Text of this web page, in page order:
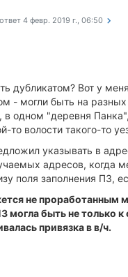
4 февр. 2019 г., 06:50
дубликатом? Вот у
- могли быть на разных
одном "деревня
то волости такого-то
указывать в
адресов, когда
поля заполнения ПЗ,
не проработанным
могла быть не только
привязка в в/ч.